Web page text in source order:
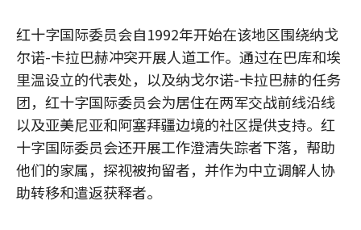
红十字国际委员会自1992年开始在该地区围绕纳戈
尔诺-卡拉巴赫冲突开展人道工作。通过在巴库和埃
里温设立的代表处，以及纳戈尔诺-卡拉巴赫的任务
团，红十字国际委员会为居住在两军交战前线沿线
以及亚美尼亚和阿塞拜疆边境的社区提供支持。红
十字国际委员会还开展工作澄清失踪者下落，帮助
他们的家属，探视被拘留者，并作为中立调解人协
助转移和遣返获释者。